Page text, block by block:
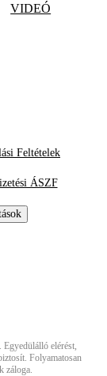
VIDEÓ
Feltételek
ÁSZF
elérést,
Folyamatosan
záloga.